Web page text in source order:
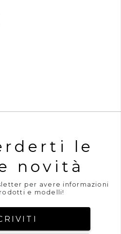
le
novità
per avere informazioni
e modelli!